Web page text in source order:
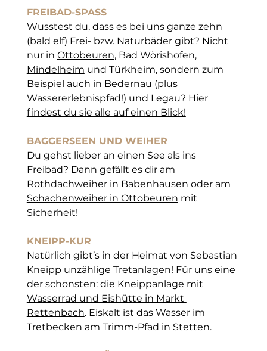
FREIBAD-SPASS
Wusstest du, dass es bei uns ganze zehn
(bald elf) Frei- bzw. Naturbäder gibt? Nicht
nur in Ottobeuren, Bad Wörishofen,
Mindelheim und Türkheim, sondern zum
Beispiel auch in Bedernau (plus
Wassererlebnispfad!) und Legau? Hier
findest du sie alle auf einen Blick!
BAGGERSEEN UND WEIHER
Du gehst lieber an einen See als ins
Freibad? Dann gefällt es dir am
Rothdachweiher in Babenhausen oder am
Schachenweiher in Ottobeuren mit
Sicherheit!
KNEIPP-KUR
Natürlich gibt’s in der Heimat von Sebastian
Kneipp unzählige Tretanlagen! Für uns eine
der schönsten: die Kneippanlage mit
Wasserrad und Eishütte in Markt
Rettenbach. Eiskalt ist das Wasser im
Tretbecken am Trimm-Pfad in Stetten.